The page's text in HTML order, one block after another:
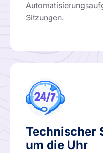
Sitzungen.
Technischer
um die Uhr